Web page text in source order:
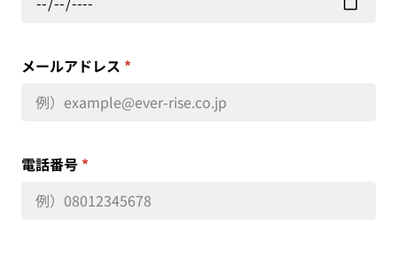
メールアドレス *
電話番号 *